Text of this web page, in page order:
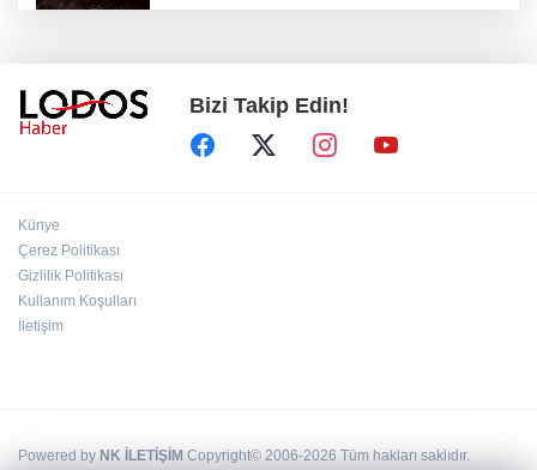
Erdoğan: Terör tehdidinden kalıcı olarak
kurtulacağız
Bizi Takip Edin!
Künye
Çerez Politikası
Gizlilik Politikası
Kullanım Koşulları
İletişim
Powered by NK İLETİŞİM Copyright© 2006-2026 Tüm hakları saklıdır.